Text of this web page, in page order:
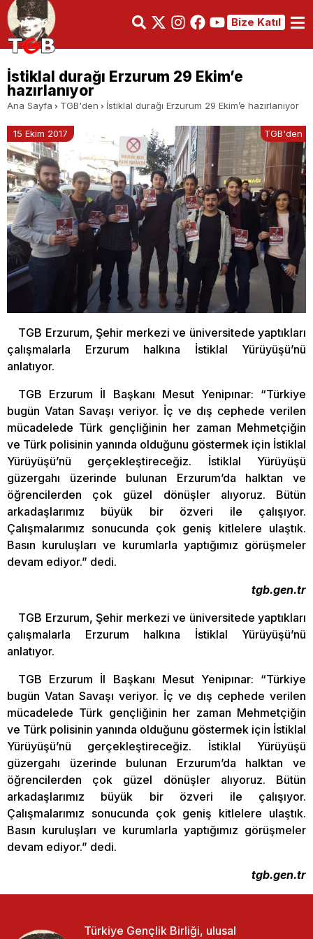
Bize Katıl
İstiklal durağı Erzurum 29 Ekim’e
hazırlanıyor
Ana Sayfa TGB'den İstiklal durağı Erzurum 29 Ekim’e hazırlanıyor
15 Ekim 2017 TGB'den
TGB Erzurum, Şehir merkezi ve üniversitede yaptıkları
çalışmalarla Erzurum halkına İstiklal Yürüyüşü’nü
anlatıyor.
TGB Erzurum İl Başkanı Mesut Yenipınar: “Türkiye
bugün Vatan Savaşı veriyor. İç ve dış cephede verilen
mücadelede Türk gençliğinin her zaman Mehmetçiğin
ve Türk polisinin yanında olduğunu göstermek için İstiklal
Yürüyüşü’nü gerçekleştireceğiz. İstiklal Yürüyüşü
güzergahı üzerinde bulunan Erzurum’da halktan ve
öğrencilerden çok güzel dönüşler alıyoruz. Bütün
arkadaşlarımız büyük bir özveri ile çalışıyor.
Çalışmalarımız sonucunda çok geniş kitlelere ulaştık.
Basın kuruluşları ve kurumlarla yaptığımız görüşmeler
devam ediyor.” dedi.
tgb.gen.tr
TGB Erzurum, Şehir merkezi ve üniversitede yaptıkları
çalışmalarla Erzurum halkına İstiklal Yürüyüşü’nü
anlatıyor.
TGB Erzurum İl Başkanı Mesut Yenipınar: “Türkiye
bugün Vatan Savaşı veriyor. İç ve dış cephede verilen
mücadelede Türk gençliğinin her zaman Mehmetçiğin
ve Türk polisinin yanında olduğunu göstermek için İstiklal
Yürüyüşü’nü gerçekleştireceğiz. İstiklal Yürüyüşü
güzergahı üzerinde bulunan Erzurum’da halktan ve
öğrencilerden çok güzel dönüşler alıyoruz. Bütün
arkadaşlarımız büyük bir özveri ile çalışıyor.
Çalışmalarımız sonucunda çok geniş kitlelere ulaştık.
Basın kuruluşları ve kurumlarla yaptığımız görüşmeler
devam ediyor.” dedi.
tgb.gen.tr
Türkiye Gençlik Birliği, ulusal